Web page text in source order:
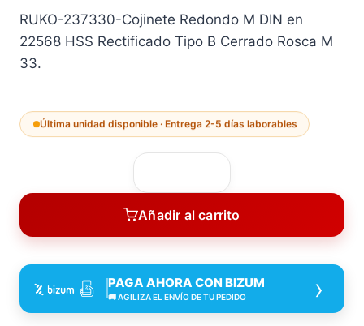
RUKO-237330-Cojinete Redondo M DIN en
22568 HSS Rectificado Tipo B Cerrado Rosca M
33.
Última unidad disponible · Entrega 2-5 días laborables
Redondo
DIN
22568
HSS
Rectificado
Añadir al carrito
PAGA AHORA CON BIZUM
🚚 AGILIZA EL ENVÍO DE TU PEDIDO ›